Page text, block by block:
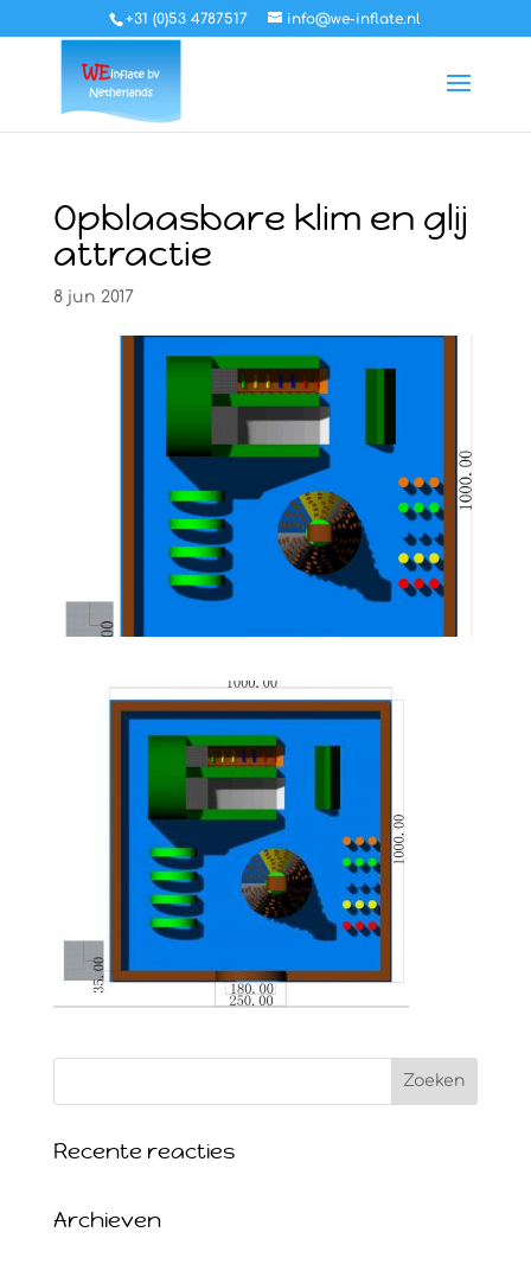
+31 (0)53 4787517 info@we-inflate.nl
Opblaasbare klim en glij
attractie
8 jun 2017
Recente reacties
Archieven